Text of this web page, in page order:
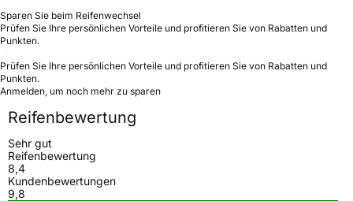
Sparen Sie beim Reifenwechsel
Prüfen Sie Ihre persönlichen Vorteile und profitieren Sie von Rabatten und
Punkten.
Prüfen Sie Ihre persönlichen Vorteile und profitieren Sie von Rabatten und
Punkten.
Anmelden, um noch mehr zu sparen
Reifenbewertung
Sehr gut
Reifenbewertung
8,4
Kundenbewertungen
9,8